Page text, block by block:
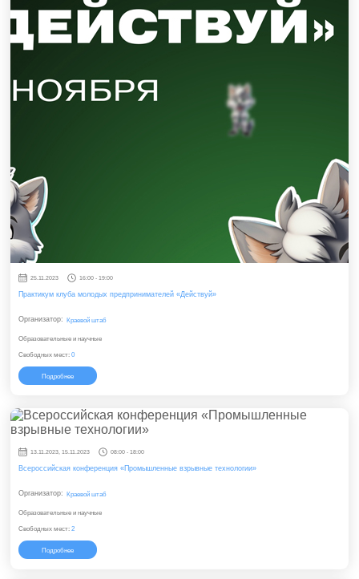
25.11.2023 16:00 - 19:00
Практикум клуба молодых предпринимателей «Действуй»
Организатор: Краевой штаб
Образовательные и научные
Свободных мест: 0
Подробнее
13.11.2023, 15.11.2023 08:00 - 18:00
Всероссийская конференция «Промышленные взрывные технологии»
Организатор: Краевой штаб
Образовательные и научные
Свободных мест: 2
Подробнее